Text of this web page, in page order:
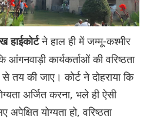
हाईकोर्टने हाल ही में जम्मू-कश्मीर
आंगनवाड़ी कार्यकर्ताओं की वरिष्ठता
तय की जाए। कोर्ट ने दोहराया कि
अर्जित करना, भले ही ऐसी
योग्यता हो, वरिष्ठता